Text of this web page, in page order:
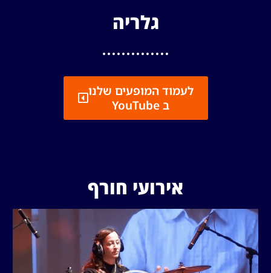
גלריה
לעמוד המופעים שלנו
ב YouTube
אירועי חורף